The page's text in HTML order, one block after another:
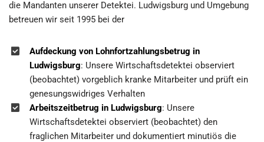
die Mandanten unserer Detektei. Ludwigsburg und Umgebung
betreuen wir seit 1995 bei der
Aufdeckung von Lohnfortzahlungsbetrug in
Ludwigsburg: Unsere Wirtschaftsdetektei observiert
(beobachtet) vorgeblich kranke Mitarbeiter und prüft ein
genesungswidriges Verhalten
Arbeitszeitbetrug in Ludwigsburg: Unsere
Wirtschaftsdetektei observiert (beobachtet) den
fraglichen Mitarbeiter und dokumentiert minutiös die